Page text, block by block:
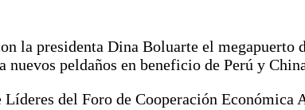
la presidenta Dina Boluarte el megapuerto
nuevos peldaños en beneficio de Perú y
del Foro de Cooperación